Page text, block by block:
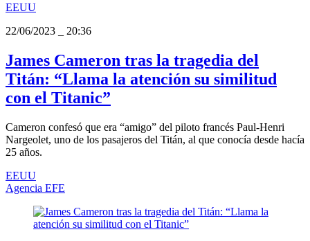
EEUU
22/06/2023
20:36
James Cameron tras la tragedia del
Titán: “Llama la atención su similitud
con el Titanic”
Cameron confesó que era “amigo” del piloto francés Paul-Henri
Nargeolet, uno de los pasajeros del Titán, al que conocía desde hacía
25 años.
EEUU
Agencia EFE